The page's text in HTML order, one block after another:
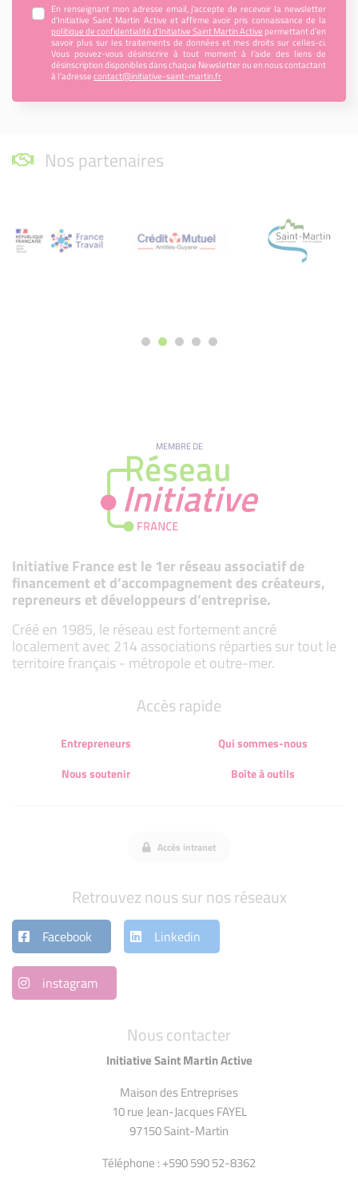
En renseignant mon adresse email, j’accepte de recevoir la newsletter
d'Initiative Saint Martin Active et affirme avoir pris connaissance de la
politique de confidentialité d’Initiative Saint Martin Active permettant d’en
savoir plus sur les traitements de données et mes droits sur celles-ci.
Vous pouvez-vous désinscrire à tout moment à l’aide des liens de
désinscription disponibles dans chaque Newsletter ou en nous contactant
à l’adressecontact@initiative-saint-martin.fr
Nos partenaires
MEMBRE DE
Initiative France est le 1er réseau associatif de
financement et d’accompagnement des créateurs,
repreneurs et développeurs d’entreprise.
Créé en 1985, le réseau est fortement ancré
localement avec 214 associations réparties sur tout le
territoire français - métropole et outre-mer.
Nous contacter
Initiative Saint Martin Active
Maison des Entreprises
10 rue Jean-Jacques FAYEL
97150 Saint-Martin
Téléphone : +590 590 52-8362
Accès rapide
Entrepreneurs
Qui sommes-nous
Nous soutenir
Boîte à outils
Accès intranet
Retrouvez nous sur nos réseaux
Facebook Linkedin
instagram